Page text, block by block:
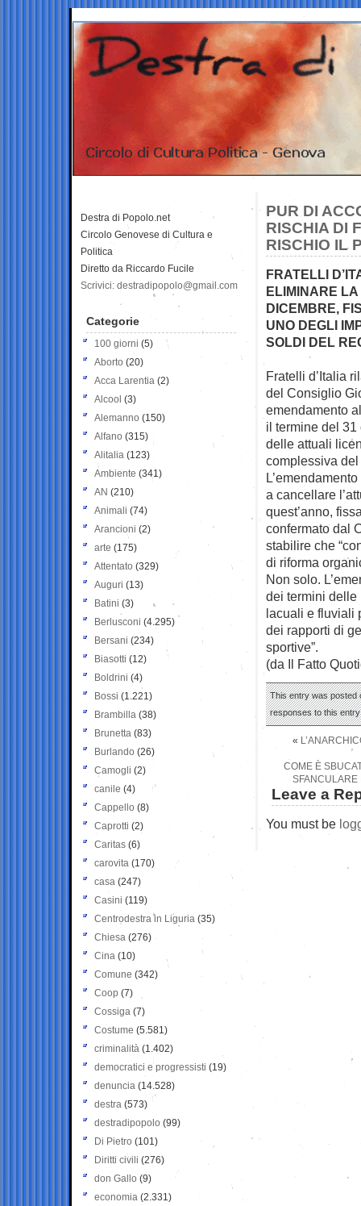
PUR DI
RISCHIA DI
RISCHIO IL
FRATELLI
ELIMINARE
DICEMBRE,
UNO DEGLI
SOLDI DEL
Fratelli d’Italia
del Consiglio
emendamento
il termine del 31
delle attuali
complessiva del
a cancellare
quest’anno,
confermato dal
stabilire che
di riforma
Non solo.
dei termini delle
lacuali e fluviali
dei rapporti di
sportive”.
(da Il Fatto
This entry was posted
responses to this
«
COME È
SFANCULARE
Leave a
You must be
Destra di Popolo.net
Circolo Genovese di Cultura e
Politica
Diretto da Riccardo Fucile
Scrivici: destradipopolo@gmail.com
Categorie
100 giorni (5)
Aborto (20)
Acca Larentia (2)
Alcool (3)
Alemanno (150)
Alfano (315)
Alitalia (123)
Ambiente (341)
AN (210)
Animali (74)
Arancioni (2)
arte (175)
Attentato (329)
Auguri (13)
Batini (3)
Berlusconi (4.295)
Bersani (234)
Biasotti (12)
Boldrini (4)
Bossi (1.221)
Brambilla (38)
Brunetta (83)
Burlando (26)
Camogli (2)
canile (4)
Cappello (8)
Caprotti (2)
Caritas (6)
carovita (170)
casa (247)
Casini (119)
Centrodestra in Liguria (35)
Chiesa (276)
Cina (10)
Comune (342)
Coop (7)
Cossiga (7)
Costume (5.581)
criminalità (1.402)
democratici e progressisti (19)
denuncia (14.528)
destra (573)
destradipopolo (99)
Di Pietro (101)
Diritti civili (276)
don Gallo (9)
economia (2.331)